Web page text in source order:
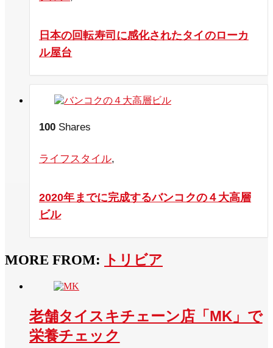
日本の回転寿司に感化されたタイのローカ
ル屋台
100 Shares
ライフスタイル,
2020年までに完成するバンコクの４大高層
ビル
MORE FROM: トリビア
老舗タイスキチェーン店「MK」で
栄養チェック